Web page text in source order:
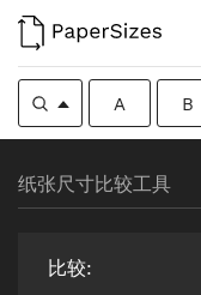
A B
纸张尺寸比较工具
比较: